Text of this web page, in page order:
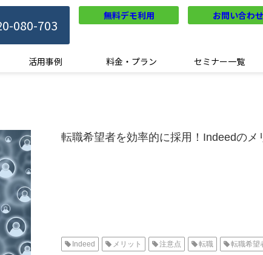
080-703
無料デモ利用 お問い合わせ
活用事例 料金・プラン セミナー一覧
転職希望者を効率的に採用！Indeedのメ
Indeed メリット 注意点 転職 転職希望